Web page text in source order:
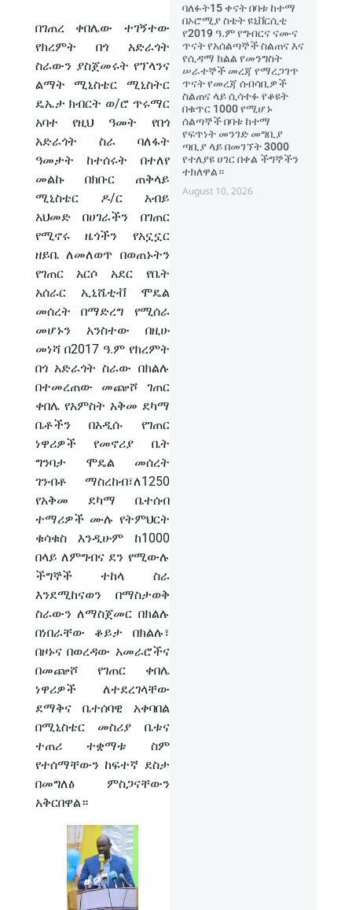
በገጠረ ቀበሌው ተገኝተው
የክረምት በጎ አድራጎት
ስራውን ያስጀመሩት የፕላንና
ልማት ሚኒስቴር ሚኒስትር
ዴኤታ ክብርት ወ/ሮ ጥሩማር
አባተ የዚህ ዓመት የበጎ
አድራጎት ስራ ባለፋት
ዓመታት ከተሰሩት በተለየ
መልኩ በክቡር ጠቅላይ
ሚኒስቴር ዶ/ር አብይ
አህመድ በሀገራችን በገጠር
የሚኖሩ ዜጎችን የአኗኗር
ዘይቤ ለመለወጥ በወጠኑትን
የገጠር አርሶ አደር የቤት
አሰራር ኢኒሼቲቭ ሞዴል
መሰረት በማድረግ የሚሰራ
መሆኑን አንስተው በዚሁ
መነሻ በ2017 ዓ.ም የክረምት
በጎ አድራጎት ስራው በክልሉ
በተመረጠው መጬሾ ገጠር
ቀበሌ የአምስት አቅመ ደካማ
ቤቶችን በአዲሱ የገጠር
ነዋሪዎች የመኖሪያ ቤት
ግንባታ ሞዴል መሰረት
ገንብቶ ማስረከብ፣ለ1250
የአቅመ ደካማ ቤተሰብ
ተማሪዎች ሙሉ የትምህርት
ቁሳቁስ እንዲሁም ከ1000
በላይ ለምግብና ደን የሚውሉ
ችግኞች ተከላ ስራ
እንደሚከናወን በማስታወቅ
ስራውን ለማስጀመር በክልሉ
በነበራቸው ቆይታ በክልሉ፣
በዞኑና በወረዳው አመራሮችና
በመጬሾ የገጠር ቀበሌ
ነዋሪዎች ለተደረገላቸው
ደማቅና ቤተሰባዊ አቀባበል
በሚኒስቴር መስሪያ ቤቱና
ተጠሪ ተቋማቱ ስም
የተሰማቸውን ከፍተኛ ደስታ
በመግለፅ ምስጋናቸውን
አቅርበዋል።
ባለፉት15 ቀናት በባቱ ከተማ
በኦሮሚያ ስቴት ዩኒቨርሲቲ
የ2019 ዓ.ም የግብርና ናሙና
ጥናት የአሰልጣኞች ስልጠና እና
የሲዳማ ክልል የመንግስት
ሠራተኞች መረጃ የማረጋገጥ
ጥናት የመረጃ ሰብሳቢዎች
ስልጠና ላይ ሲሳተፉ የቆዩት
በቁጥር 1000 የሚሆኑ
ሰልጣኞች በባቱ ከተማ
የፍጥነት መንገድ መግቢያ
ጣቢያ ላይ በመገኘት 3000
የተለያዩ ሀገር በቀል ችግኞችን
ተክለዋል።
August 10, 2026